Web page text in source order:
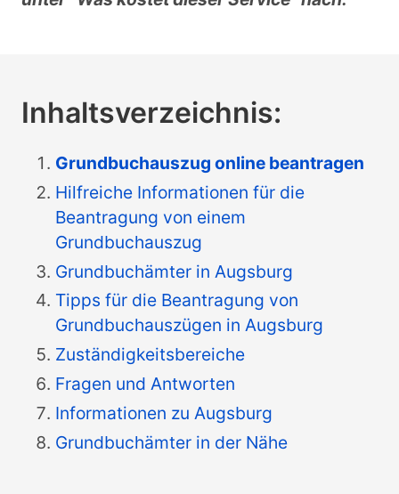
Inhaltsverzeichnis:
Grundbuchauszug online beantragen
Hilfreiche Informationen für die
Beantragung von einem
Grundbuchauszug
Grundbuchämter in Augsburg
Tipps für die Beantragung von
Grundbuchauszügen in Augsburg
Zuständigkeitsbereiche
Fragen und Antworten
Informationen zu Augsburg
Grundbuchämter in der Nähe